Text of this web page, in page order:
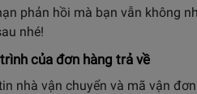
phản hồi mà bạn vẫn không
nhé!
của đơn hàng trả về
nhà vận chuyển và mã vận